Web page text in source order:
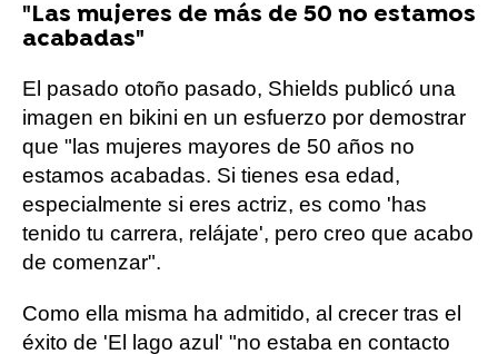
"Las mujeres de más de 50 no estamos
acabadas"
El pasado otoño pasado, Shields publicó una
imagen en bikini en un esfuerzo por demostrar
que "las mujeres mayores de 50 años no
estamos acabadas. Si tienes esa edad,
especialmente si eres actriz, es como 'has
tenido tu carrera, relájate', pero creo que acabo
de comenzar".
Como ella misma ha admitido, al crecer tras el
éxito de 'El lago azul' "no estaba en contacto